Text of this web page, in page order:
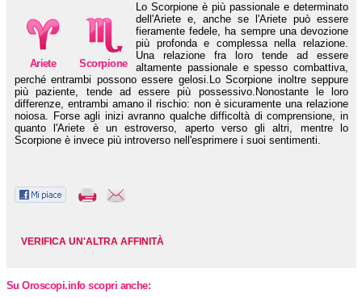
Ariete Scorpione
Lo Scorpione è più passionale e determinato
dell'Ariete e, anche se l'Ariete può essere
fieramente fedele, ha sempre una devozione
più profonda e complessa nella relazione.
Una relazione fra loro tende ad essere
altamente passionale e spesso combattiva,
perché entrambi possono essere gelosi.Lo Scorpione inoltre seppure
più paziente, tende ad essere più possessivo.Nonostante le loro
differenze, entrambi amano il rischio: non è sicuramente una relazione
noiosa. Forse agli inizi avranno qualche difficoltà di comprensione, in
quanto l'Ariete è un estroverso, aperto verso gli altri, mentre lo
Scorpione è invece più introverso nell'esprimere i suoi sentimenti.
VERIFICA UN'ALTRA AFFINITÀ
Su Oroscopi.info scopri anche: